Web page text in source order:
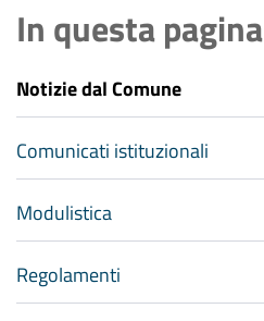
In questa pagina
Notizie dal Comune
Comunicati istituzionali
Modulistica
Regolamenti